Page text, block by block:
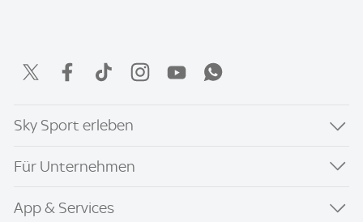
Sky Sport erleben
Für Unternehmen
App & Services